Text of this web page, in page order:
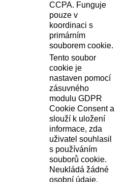
CCPA. Funguje
pouze v
koordinaci s
primárním
souborem cookie.
Tento soubor
cookie je
nastaven pomocí
zásuvného
modulu GDPR
Cookie Consent a
slouží k uložení
informace, zda
uživatel souhlasil
s používáním
souborů cookie.
Neukládá žádné
osobní údaje.